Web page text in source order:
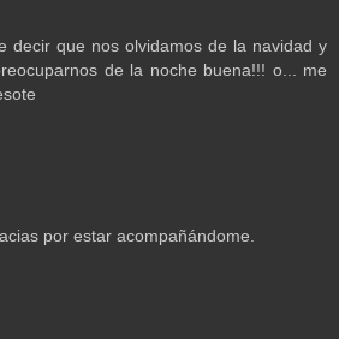
decir que nos olvidamos de la navidad y
de la noche buena!!! o... me
por estar acompañándome.